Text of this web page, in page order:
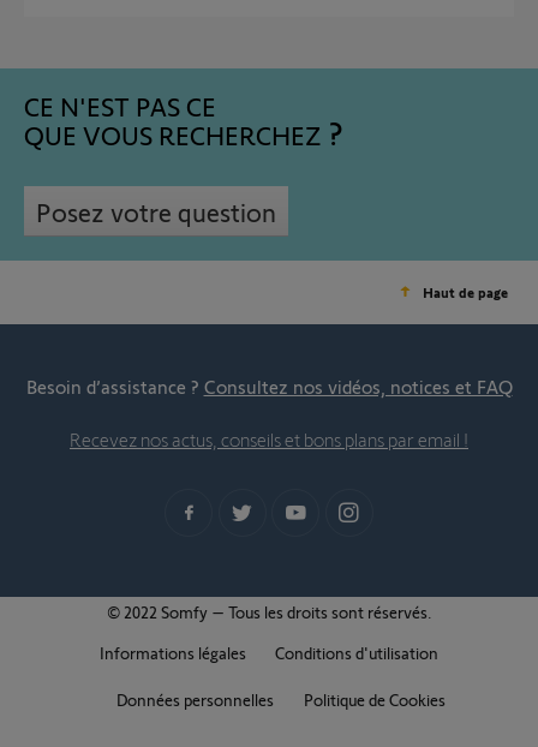
CE N'EST PAS CE
QUE VOUS RECHERCHEZ
Posez votre question
Haut de page
Besoin d’assistance ? Consultez nos vidéos, notices et FAQ
Recevez nos actus, conseils et bons plans par email !
© 2022 Somfy – Tous les droits sont réservés.
Informations légales
Conditions d'utilisation
Données personnelles Politique de Cookies